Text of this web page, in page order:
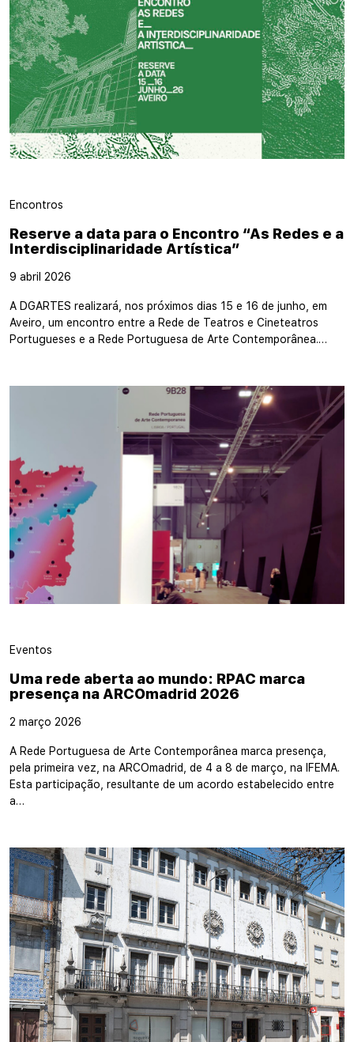
Encontros
Reserve a data para o Encontro “As Redes e a
Interdisciplinaridade Artística”
9 abril 2026
A DGARTES realizará, nos próximos dias 15 e 16 de junho, em
Aveiro, um encontro entre a Rede de Teatros e Cineteatros
Portugueses e a Rede Portuguesa de Arte Contemporânea.…
Eventos
Uma rede aberta ao mundo: RPAC marca
presença na ARCOmadrid 2026
2 março 2026
A Rede Portuguesa de Arte Contemporânea marca presença,
pela primeira vez, na ARCOmadrid, de 4 a 8 de março, na IFEMA.
Esta participação, resultante de um acordo estabelecido entre
a…